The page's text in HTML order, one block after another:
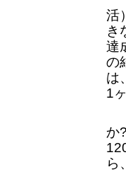
活
き
達
の
は
1
か
ら